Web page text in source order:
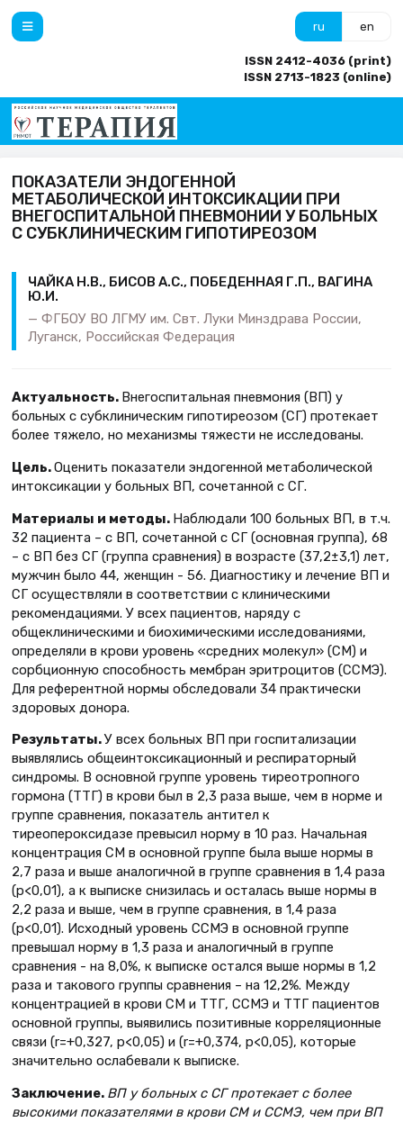
ru en
ISSN 2412-4036 (print)
ISSN 2713-1823 (online)
ПОКАЗАТЕЛИ ЭНДОГЕННОЙ
МЕТАБОЛИЧЕСКОЙ ИНТОКСИКАЦИИ ПРИ
ВНЕГОСПИТАЛЬНОЙ ПНЕВМОНИИ У БОЛЬНЫХ
С СУБКЛИНИЧЕСКИМ ГИПОТИРЕОЗОМ
ЧАЙКА Н.В., БИСОВ А.С., ПОБЕДЕННАЯ Г.П., ВАГИНА
Ю.И.
ФГБОУ ВО ЛГМУ им. Свт. Луки Минздрава России,
Луганск, Российская Федерация
Актуальность. Внегоспитальная пневмония (ВП) у
больных с субклиническим гипотиреозом (СГ) протекает
более тяжело, но механизмы тяжести не исследованы.
Цель.Оценить показатели эндогенной метаболической
интоксикации у больных ВП, сочетанной с СГ.
Материалы и методы. Наблюдали 100 больных ВП, в т.ч.
32 пациента – с ВП, сочетанной с СГ (основная группа), 68
– с ВП без СГ (группа сравнения) в возрасте (37,2±3,1) лет,
мужчин было 44, женщин - 56. Диагностику и лечение ВП и
СГ осуществляли в соответствии с клиническими
рекомендациями. У всех пациентов, наряду с
общеклиническими и биохимическими исследованиями,
определяли в крови уровень «средних молекул» (СМ) и
сорбционную способность мембран эритроцитов (ССМЭ).
Для референтной нормы обследовали 34 практически
здоровых донора.
Результаты.У всех больных ВП при госпитализации
выявлялись общеинтоксикационный и респираторный
синдромы. В основной группе уровень тиреотропного
гормона (ТТГ) в крови был в 2,3 раза выше, чем в норме и
группе сравнения, показатель антител к
тиреопероксидазе превысил норму в 10 раз. Начальная
концентрация СМ в основной группе была выше нормы в
2,7 раза и выше аналогичной в группе сравнения в 1,4 раза
(p<0,01), а к выписке снизилась и осталась выше нормы в
2,2 раза и выше, чем в группе сравнения, в 1,4 раза
(p<0,01). Исходный уровень ССМЭ в основной группе
превышал норму в 1,3 раза и аналогичный в группе
сравнения - на 8,0%, к выписке остался выше нормы в 1,2
раза и такового группы сравнения – на 12,2%. Между
концентрацией в крови СМ и ТТГ, ССМЭ и ТТГ пациентов
основной группы, выявились позитивные корреляционные
связи (r=+0,327, p<0,05) и (r=+0,374, p<0,05), которые
значительно ослабевали к выписке.
Заключение. ВП у больных с СГ протекает с более
высокими показателями в крови СМ и ССМЭ, чем при ВП